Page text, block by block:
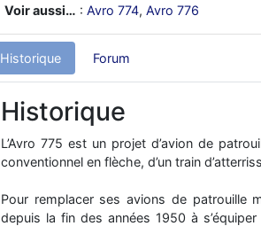
Voir aussi… : Avro 774, Avro 776
Historique Forum
Historique
L’Avro 775 est un projet d’avion de
conventionnel en flèche, d’un train
Pour remplacer ses avions de patrouille
depuis la fin des années 1950 à